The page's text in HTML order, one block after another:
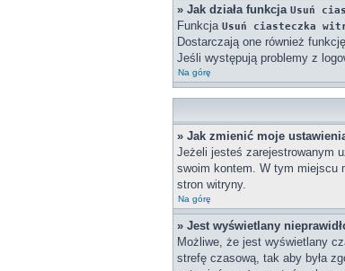
» Jak działa funkcja Usuń
Funkcja Usuń ciasteczka
Dostarczają one również
Jeśli występują problemy z
Na górę
» Jak zmienić moje
Jeżeli jesteś zarejestrowanym
swoim kontem. W tym miejscu
stron witryny.
Na górę
» Jest wyświetlany
Możliwe, że jest wyświetlany
strefę czasową, tak aby była